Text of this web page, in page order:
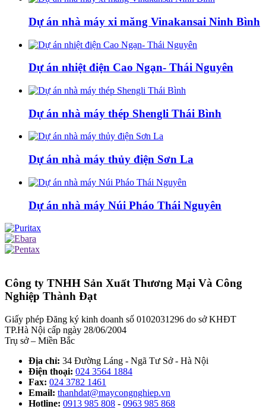
Dự án nhà máy xi măng Vinakansai Ninh Bình
Dự án nhiệt điện Cao Ngạn- Thái Nguyên
Dự án nhà máy thép Shengli Thái Bình
Dự án nhà máy thủy điện Sơn La
Dự án nhà máy Núi Pháo Thái Nguyên
Công ty TNHH Sản Xuất Thương Mại Và Công
Nghiệp Thành Đạt
Giấy phép Đăng ký kinh doanh số 0102031296 do sở KHĐT
TP.Hà Nội cấp ngày 28/06/2004
Trụ sở – Miền Bắc
Địa chỉ: 34 Đường Láng - Ngã Tư Sở - Hà Nội
Điện thoại: 024 3564 1884
Fax: 024 3782 1461
Email: thanhdat@maycongnghiep.vn
Hotline: 0913 985 808 - 0963 985 868